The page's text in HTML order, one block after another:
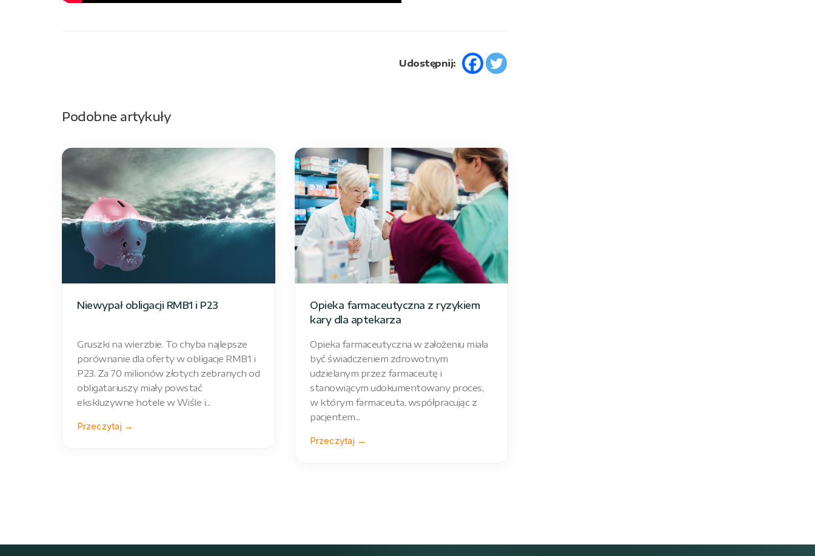
Udostępnij:
Podobne artykuły
Niewypał obligacji RMB1 i P23
Gruszki na wierzbie. To chyba najlepsze
porównanie dla oferty w obligacje RMB1 i
P23. Za 70 milionów złotych zebranych od
obligatariuszy miały powstać
ekskluzywne hotele w Wiśle i...
Przeczytaj →
Opieka farmaceutyczna z ryzykiem
kary dla aptekarza
Opieka farmaceutyczna w założeniu miała
być świadczeniem zdrowotnym
udzielanym przez farmaceutę i
stanowiącym udokumentowany proces,
w którym farmaceuta, współpracując z
pacjentem...
Przeczytaj →